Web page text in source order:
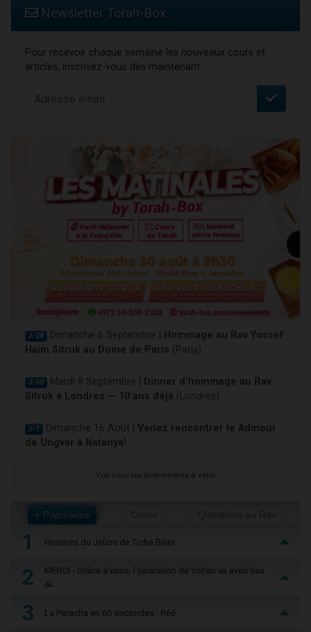
Newsletter Torah-Box
Pour recevoir chaque semaine les nouveaux cours et
articles, inscrivez-vous dès maintenant :
J-28 Dimanche 6 Septembre |
Hommage au Rav Yossef
Haim Sitruk au Dome de Paris (Paris)
J-30 Mardi 8 Septembre |
Dinner d'hommage au Rav
Sitruk à Londres — 10 ans déjà (Londres)
J-7 Dimanche 16 Août | Venez rencontrer le Admour
de Ungvar à Natanya!
Voir tous les événements à venir
+ Populaires
1 Horaires du Jeûne de Ticha Béav
2
MERCI - Grâce à vous, l'opération de Yohan va avoir lieu
🙏
3 La Paracha en 60 secondes : Réé